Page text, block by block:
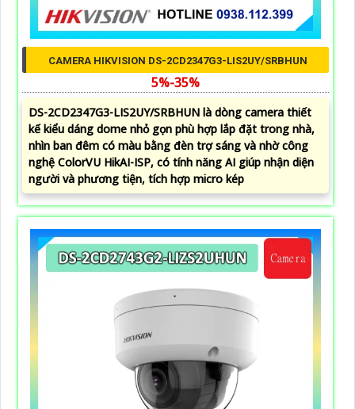
CAMERA HIKVISION DS-2CD2347G3-LIS2UY/SRBHUN
5%-35%
DS-2CD2347G3-LIS2UY/SRBHUN là dòng camera thiết
kế kiểu dáng dome nhỏ gọn phù hợp lắp đặt trong nhà,
nhìn ban đêm có màu bằng đèn trợ sáng và nhờ công
nghệ ColorVU HikAI-ISP, có tính năng AI giúp nhận diện
người và phương tiện, tích hợp micro kép